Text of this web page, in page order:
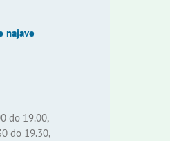
najave
do 19.00,
do 19.30,